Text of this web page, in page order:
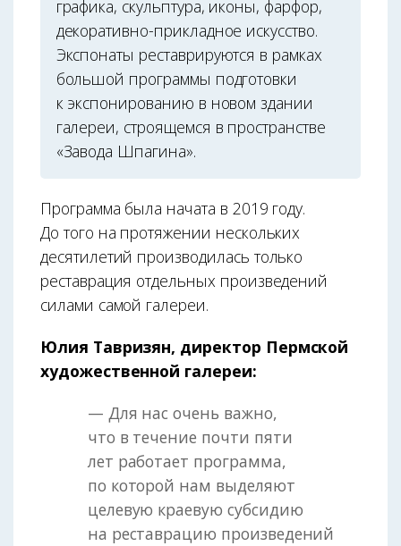
графика, скульптура, иконы, фарфор,
декоративно-прикладное искусство.
Экспонаты реставрируются в рамках
большой программы подготовки
к экспонированию в новом здании
галереи, строящемся в пространстве
«Завода Шпагина».
Программа была начата в 2019 году.
До того на протяжении нескольких
десятилетий производилась только
реставрация отдельных произведений
силами самой галереи.
Юлия Тавризян, директор Пермской
художественной галереи:
— Для нас очень важно,
что в течение почти пяти
лет работает программа,
по которой нам выделяют
целевую краевую субсидию
на реставрацию произведений